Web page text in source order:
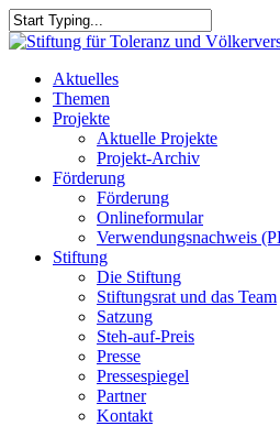
Skip
to
content
Close
search
Menu
Aktuelles
Themen
Projekte
Aktuelle Projekte
Projekt-Archiv
Förderung
Förderung
Onlineformular
Verwendungsnachweis
Stiftung
Die Stiftung
Stiftungsrat und das Team
Satzung
Steh-auf-Preis
Presse
Pressespiegel
Partner
Kontakt